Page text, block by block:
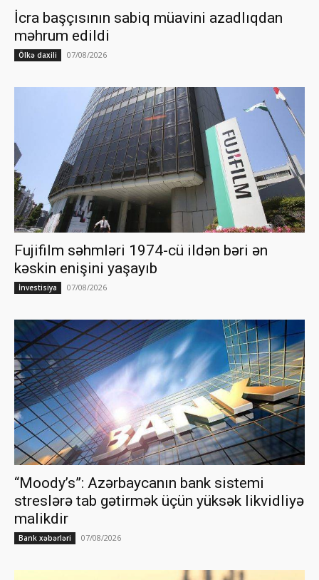
İcra başçısının sabiq müavini azadlıqdan
məhrum edildi
Ölkə daxili 07/08/2026
Fujifilm səhmləri 1974-cü ildən bəri ən
kəskin enişini yaşayıb
İnvestisiya 07/08/2026
“Moody’s”: Azərbaycanın bank sistemi
streslərə tab gətirmək üçün yüksək likvidliyə
malikdir
Bank xəbərləri 07/08/2026